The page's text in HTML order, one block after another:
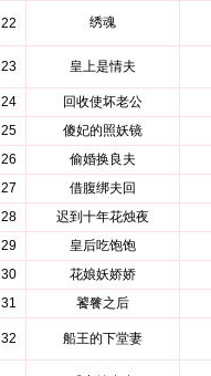
22 绣魂
23 皇上是情夫
24 回收使坏老公
25
傻妃的照妖镜
26
偷婚换良夫
27
借腹绑夫回
28
迟到十年花烛夜
29
皇后吃饱饱
30
花娘妖娇娇
31
饕餮之后
32 船王的下堂妻